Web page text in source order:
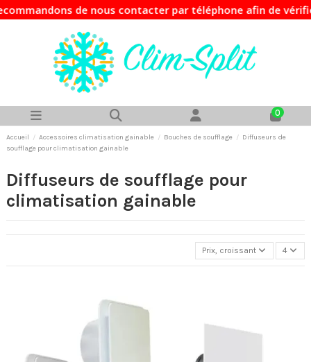
de nous contacter par téléphone afin de
0
Accueil Accessoires climatisation gainable Bouches de soufflage
Diffuseurs de
soufflage pour climatisation gainable
Diffuseurs de soufflage pour
climatisation gainable
Prix, croissant 4